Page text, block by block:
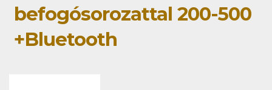
befogósorozattal 200-500
+Bluetooth